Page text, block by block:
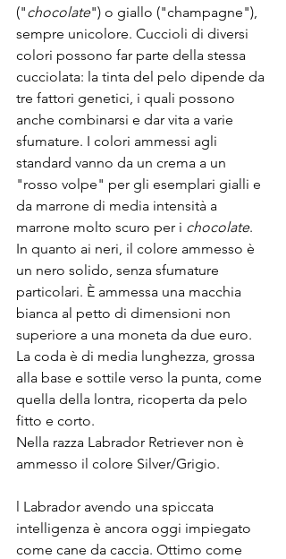
("chocolate") o giallo ("champagne"),
sempre unicolore. Cuccioli di diversi
colori possono far parte della stessa
cucciolata: la tinta del pelo dipende da
tre fattori genetici, i quali possono
anche combinarsi e dar vita a varie
sfumature. I colori ammessi agli
standard vanno da un crema a un
"rosso volpe" per gli esemplari gialli e
da marrone di media intensità a
marrone molto scuro per i chocolate.
In quanto ai neri, il colore ammesso è
un nero solido, senza sfumature
particolari. È ammessa una macchia
bianca al petto di dimensioni non
superiore a una moneta da due euro.
La coda è di media lunghezza, grossa
alla base e sottile verso la punta, come
quella della lontra, ricoperta da pelo
fitto e corto.
Nella razza Labrador Retriever non è
ammesso il colore Silver/Grigio.
l Labrador avendo una spiccata
intelligenza è ancora oggi impiegato
come cane da caccia. Ottimo come